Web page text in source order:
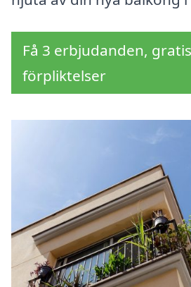
Få 3 erbjudanden,
förpliktelser